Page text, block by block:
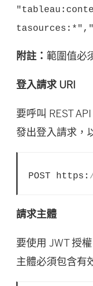
附註： 範圍值必
登入請求 URI
要呼叫 REST
發出登入請求，
POST https:
請求主體
要使用 JWT 授
主體必須包含有